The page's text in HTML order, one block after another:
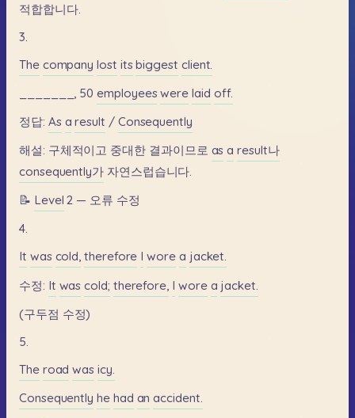
적합합니다.
3.
The company lost its biggest client.
_______, 50 employees were laid off.
정답: As a result / Consequently
해설: 구체적이고 중대한 결과이므로 as a result나
consequently가 자연스럽습니다.
📝 Level 2 — 오류 수정
4.
It was cold, therefore I wore a jacket.
수정: It was cold; therefore, I wore a jacket.
(구두점 수정)
5.
The road was icy.
Consequently he had an accident.